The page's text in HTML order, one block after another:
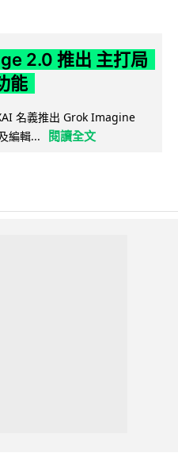
2.0 推出 主打局
能
名義推出 Grok Imagine
編輯...
閱讀全文